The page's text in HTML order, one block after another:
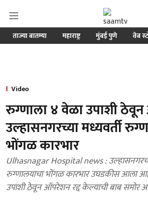
ताज्या बातम्या महाराष्ट्र मुंबई पुणे वेब
Video
रुग्णाला ४ वेळा उपाशी
उल्हासनगरच्या मध्यवर्ती
भोंगळ कारभार
Ulhasnagar Hospital news : उल्हासनगरच्या मध्यवर्ती
रुग्णालयाचा भोंगळ कारभार उघडकीस आला
उपाशी ठेवून ऑपरेशन रद्द केल्याची बाब